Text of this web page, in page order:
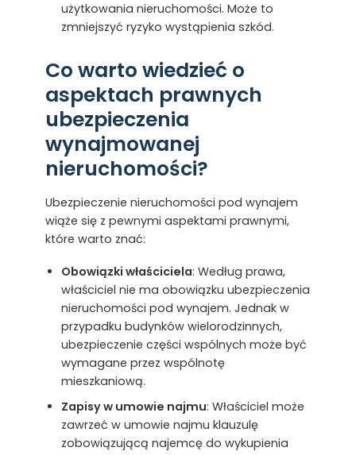
użytkowania nieruchomości. Może to
zmniejszyć ryzyko wystąpienia szkód.
Co warto wiedzieć o
aspektach prawnych
ubezpieczenia
wynajmowanej
nieruchomości?
Ubezpieczenie nieruchomości pod wynajem
wiąże się z pewnymi aspektami prawnymi,
które warto znać:
Obowiązki właściciela: Według prawa,
właściciel nie ma obowiązku ubezpieczenia
nieruchomości pod wynajem. Jednak w
przypadku budynków wielorodzinnych,
ubezpieczenie części wspólnych może być
wymagane przez wspólnotę
mieszkaniową.
Zapisy w umowie najmu: Właściciel może
zawrzeć w umowie najmu klauzulę
zobowiązującą najemcę do wykupienia